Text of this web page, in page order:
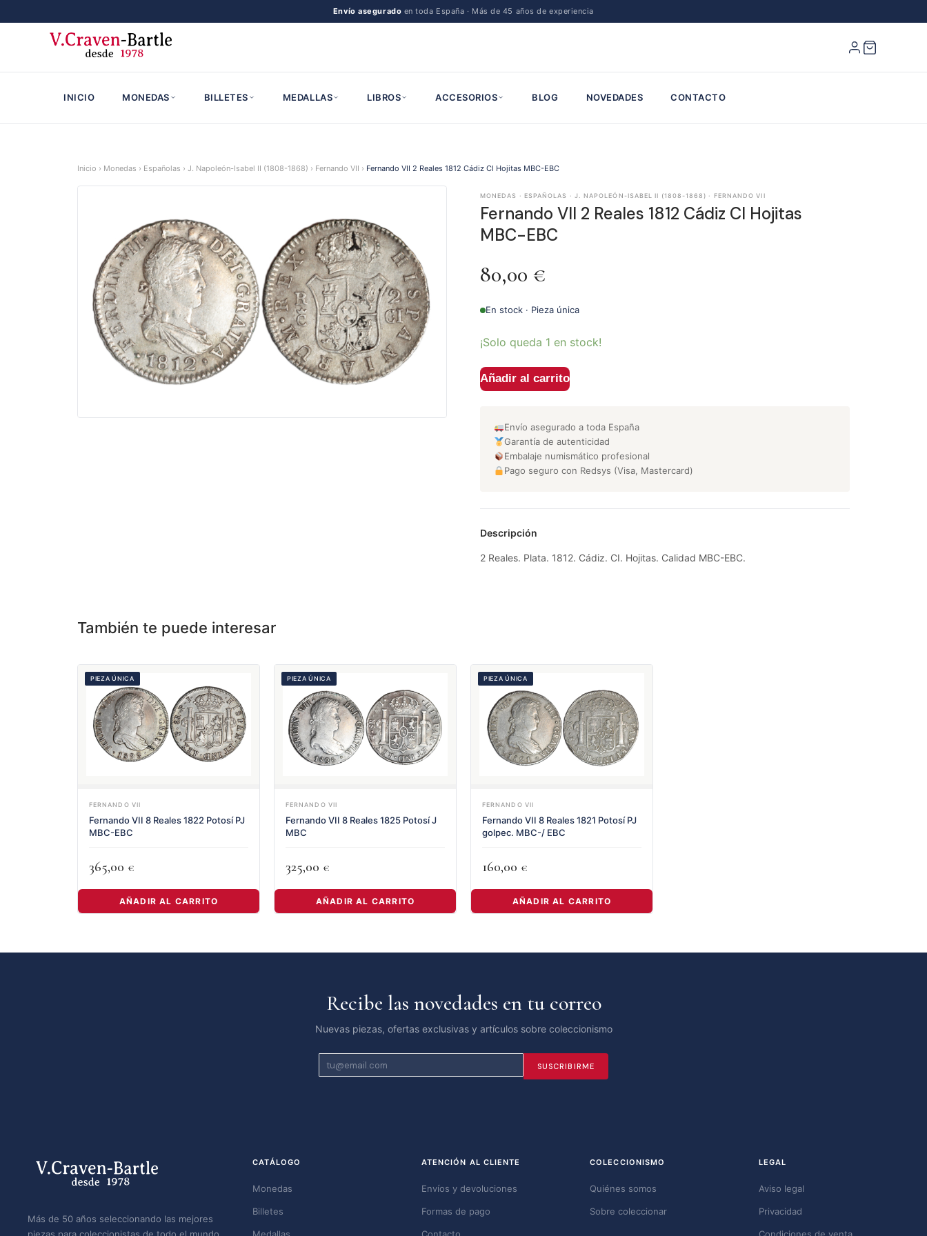
Envío asegurado en toda España · Más de 45 años de experiencia
INICIO MONEDAS BILLETES MEDALLAS LIBROS ACCESORIOS BLOG NOVEDADES CONTACTO
Inicio › Monedas › Españolas › J. Napoleón-Isabel II (1808-1868) › Fernando VII › Fernando VII 2 Reales 1812 Cádiz CI Hojitas MBC-EBC
MONEDAS · ESPAÑOLAS · J. NAPOLEÓN-ISABEL II (1808-1868) · FERNANDO VII
Fernando VII 2 Reales 1812 Cádiz CI Hojitas
MBC-EBC
80,00 €
En stock · Pieza única
¡Solo queda 1 en stock!
Añadir al carrito
Envío asegurado a toda España
Garantía de autenticidad
Embalaje numismático profesional
Pago seguro con Redsys (Visa, Mastercard)
Descripción
2 Reales. Plata. 1812. Cádiz. CI. Hojitas. Calidad MBC-EBC.
También te puede interesar
PIEZA ÚNICA
FERNANDO VII
Fernando VII 8 Reales 1822 Potosí PJ
MBC-EBC
365,00 €
AÑADIR AL CARRITO
PIEZA ÚNICA
FERNANDO VII
Fernando VII 8 Reales 1825 Potosí J
MBC
325,00 €
AÑADIR AL CARRITO
PIEZA ÚNICA
FERNANDO VII
Fernando VII 8 Reales 1821 Potosí PJ
golpec. MBC-/ EBC
160,00 €
AÑADIR AL CARRITO
Recibe las novedades en tu correo
Nuevas piezas, ofertas exclusivas y artículos sobre coleccionismo
SUSCRIBIRME
Más de 50 años seleccionando las mejores
CATÁLOGO
Monedas
Billetes
ATENCIÓN AL CLIENTE
Envíos y devoluciones
Formas de pago
COLECCIONISMO
Quiénes somos
Sobre coleccionar
LEGAL
Aviso legal
Privacidad